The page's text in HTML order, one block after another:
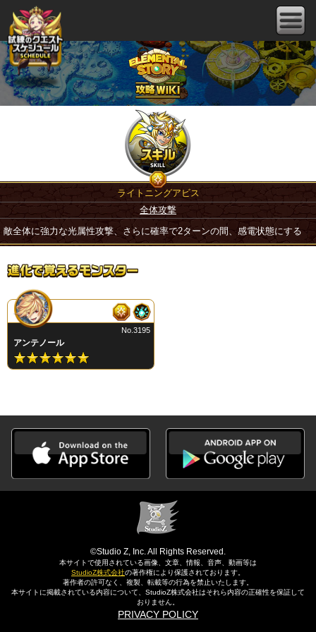
ライトニングアビス
全体攻撃
敵全体に強力な光属性攻撃、さらに確率で2ターンの間、感電状態にする
アンテノール
No.3195
©Studio Z, Inc. All Rights Reserved.
本サイトで使用されている画像、文章、情報、音声、動画等は
StudioZ株式会社の著作権により保護されております。
著作者の許可なく、複製、転載等の行為を禁止いたします。
本サイトに掲載されている内容について、StudioZ株式会社はそれら内容の正確性を保証して
おりません。
PRIVACY POLICY